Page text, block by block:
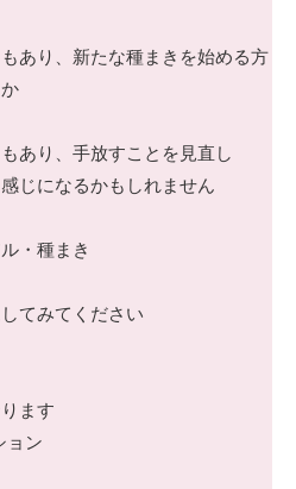
あり、新たな種まきを始める方
あり、手放すことを見直し
じになるかもしれません
・種まき
てみてください
ます
ョン